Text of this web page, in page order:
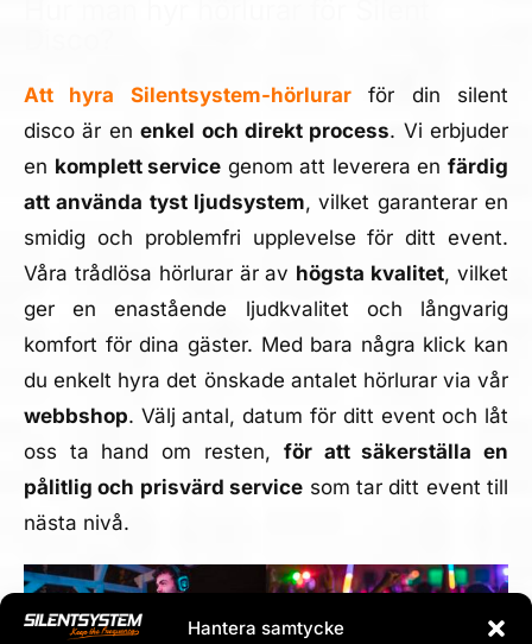
Hantera samtycke
Att hyra Silentsystem-hörlurarför din silent
disco är enenkel och direkt process. Vi erbjuder
en komplett service genom att leverera enfärdig
att använda tyst ljudsystem, vilket garanterar en
smidig och problemfri upplevelse för ditt event.
Våra trådlösa hörlurar är av högsta kvalitet, vilket
ger en enastående ljudkvalitet och långvarig
komfort för dina gäster. Med bara några klick kan
du enkelt hyra det önskade antalet hörlurar via vår
webbshop. Välj antal, datum för ditt event och låt
oss ta hand om resten, för att säkerställa en
pålitlig och prisvärd service som tar ditt event till
nästa nivå.